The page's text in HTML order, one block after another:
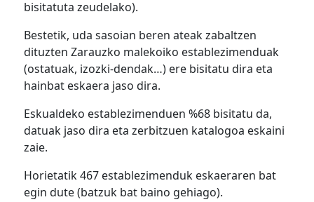
bisitatuta zeudelako).
Bestetik, uda sasoian beren ateak zabaltzen
dituzten Zarauzko malekoiko establezimenduak
(ostatuak, izozki-dendak…) ere bisitatu dira eta
hainbat eskaera jaso dira.
Eskualdeko establezimenduen %68 bisitatu da,
datuak jaso dira eta zerbitzuen katalogoa eskaini
zaie.
Horietatik 467 establezimenduk eskaeraren bat
egin dute (batzuk bat baino gehiago).